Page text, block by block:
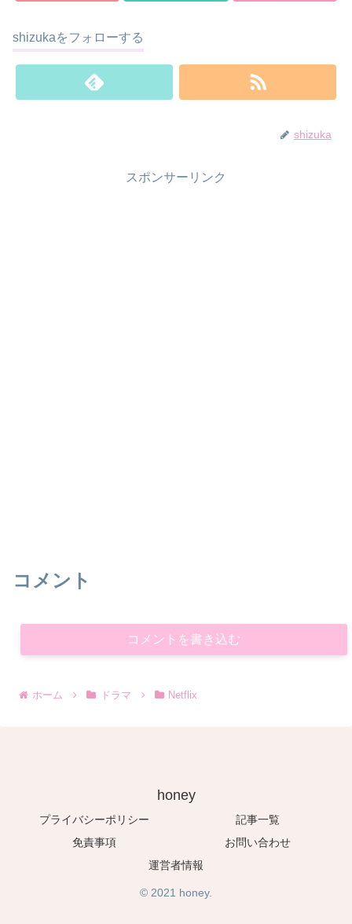
shizukaをフォローする
shizuka
スポンサーリンク
コメント
コメントを書き込む
ホーム ドラマ Netflix
honey
プライバシーポリシー
記事一覧
免責事項
お問い合わせ
運営者情報
© 2021 honey.